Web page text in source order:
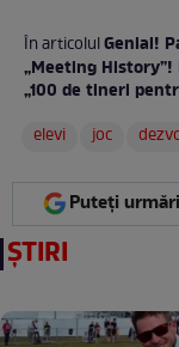
În articolulGenial!
„Meeting
„100 de tineri
elevi
joc
Puteți
ȘTIRI